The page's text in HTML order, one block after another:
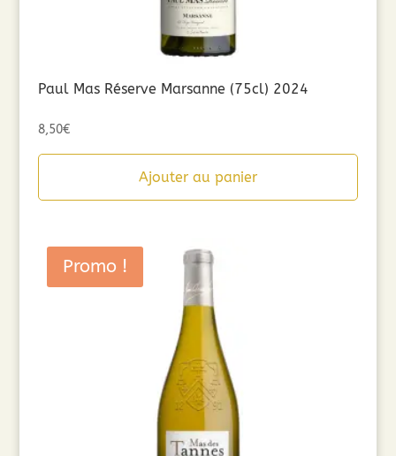
Paul Mas Réserve Marsanne (75cl) 2024
8,50€
Ajouter au panier
Promo !